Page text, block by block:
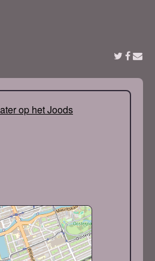
op het Joods